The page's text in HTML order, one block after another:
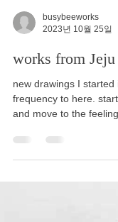
2023년 10월 25일
works from
new drawings I started
and move to the